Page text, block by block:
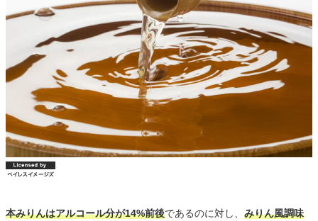
本みりんはアルコール分が14%前後であるのに対し、 みりん風調味